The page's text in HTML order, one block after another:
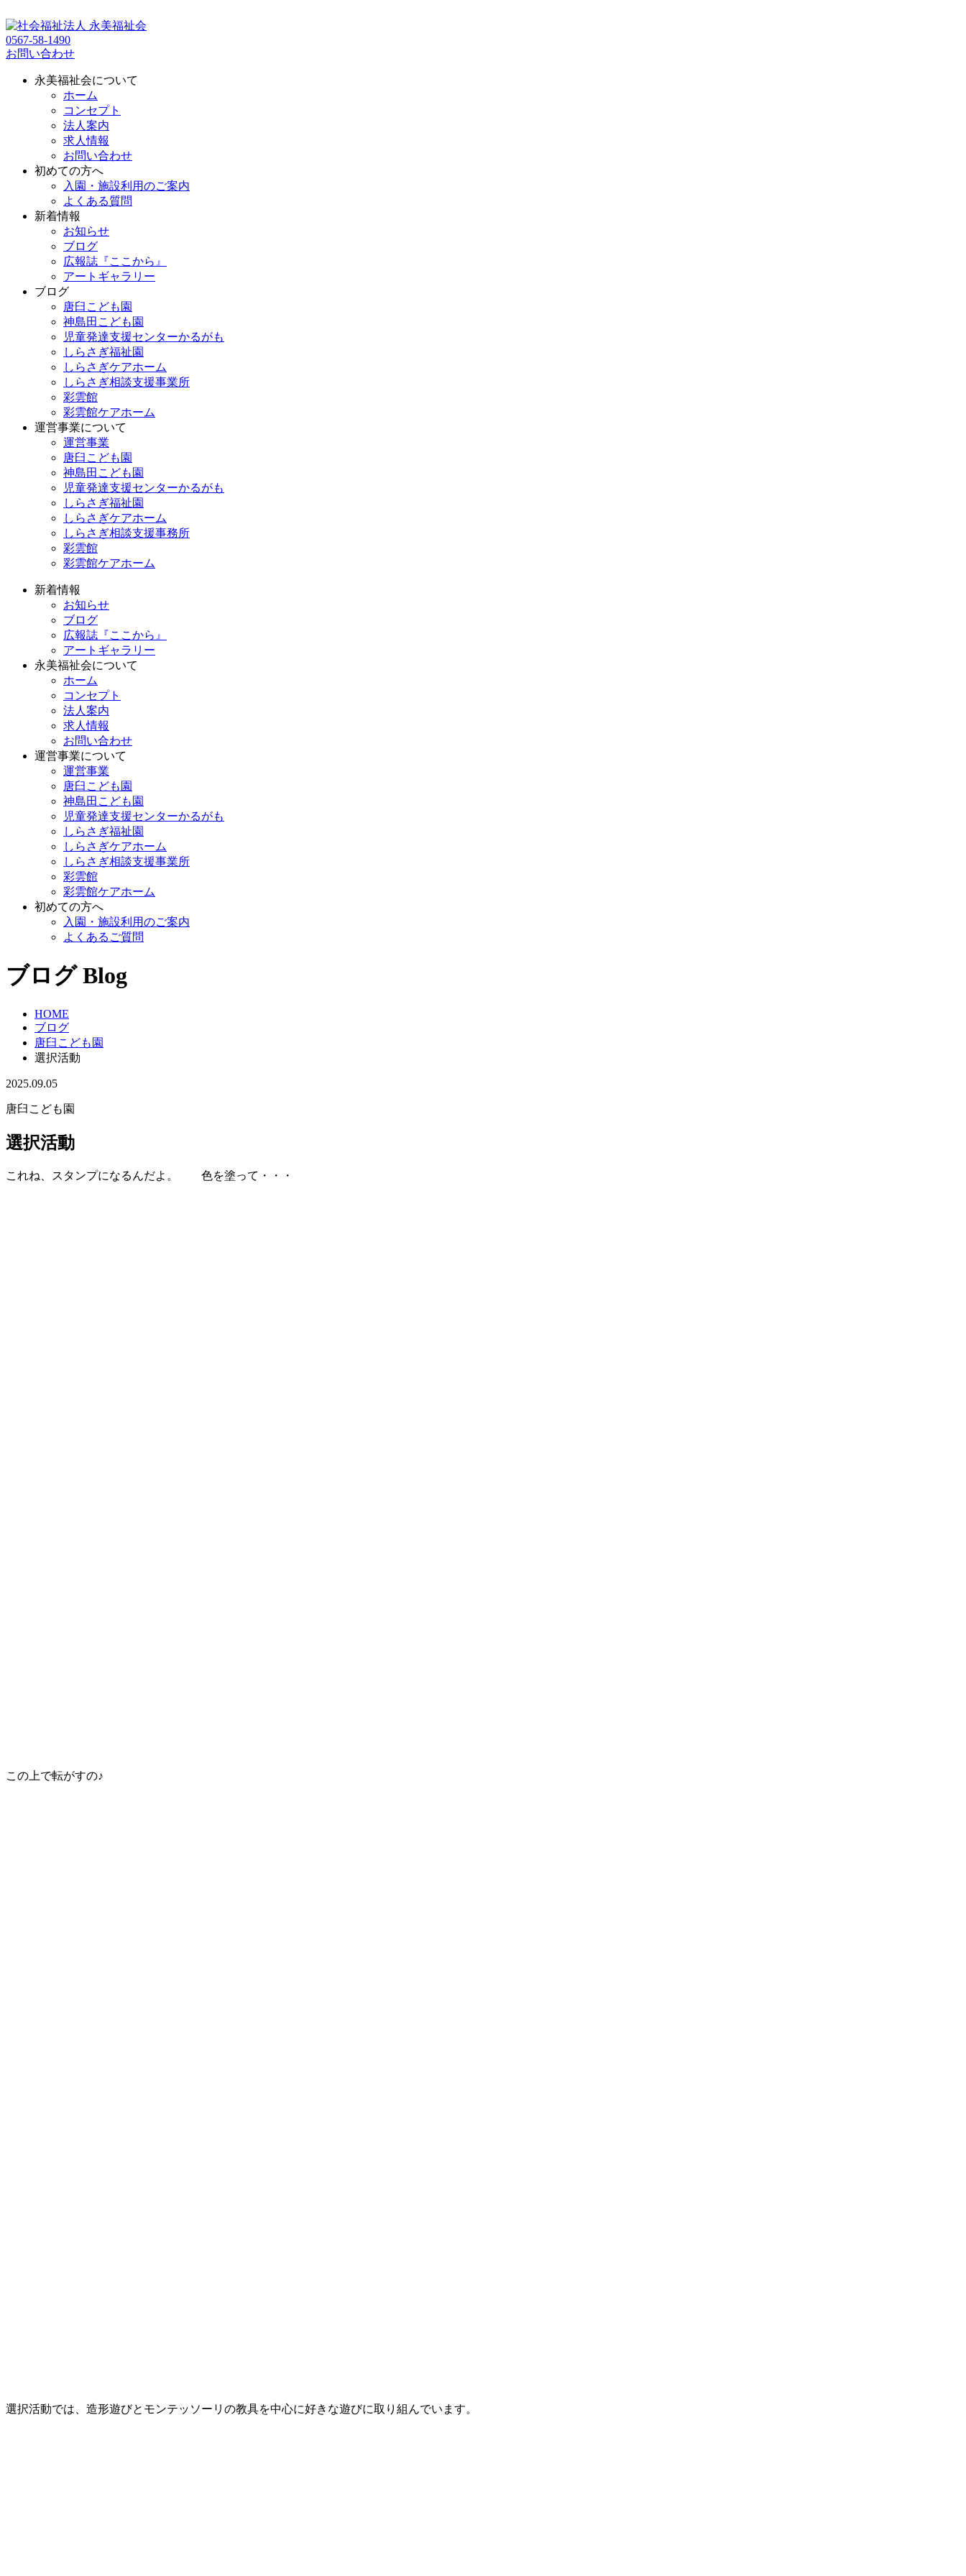
0567-58-1490
お問い合わせ
永美福祉会について
ホーム
コンセプト
法人案内
求人情報
お問い合わせ
初めての方へ
入園・施設利用のご案内
よくある質問
新着情報
お知らせ
ブログ
広報誌『ここから』
アートギャラリー
ブログ
唐臼こども園
神島田こども園
児童発達支援センターかるがも
しらさぎ福祉園
しらさぎケアホーム
しらさぎ相談支援事業所
彩雲館
彩雲館ケアホーム
運営事業について
運営事業
唐臼こども園
神島田こども園
児童発達支援センターかるがも
しらさぎ福祉園
しらさぎケアホーム
しらさぎ相談支援事務所
彩雲館
彩雲館ケアホーム
新着情報
お知らせ
ブログ
広報誌『ここから』
アートギャラリー
永美福祉会について
ホーム
コンセプト
法人案内
求人情報
お問い合わせ
運営事業について
運営事業
唐臼こども園
神島田こども園
児童発達支援センターかるがも
しらさぎ福祉園
しらさぎケアホーム
しらさぎ相談支援事業所
彩雲館
彩雲館ケアホーム
初めての方へ
入園・施設利用のご案内
よくあるご質問
ブログ Blog
HOME
ブログ
唐臼こども園
選択活動
2025.09.05
唐臼こども園
選択活動
これね、スタンプになるんだよ。 色を塗って・・・
この上で転がすの♪
選択活動では、造形遊びとモンテッソーリの教具を中心に好きな遊びに取り組んでいます。